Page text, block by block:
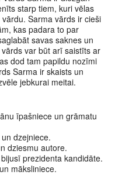
starp tiem, kuri vēlas
Sarma vārds ir cieši
kas padara to par
savas saknes un
var būt arī saistīts ar
dod tam papildu nozīmi
Sarma ir skaists un
jebkurai meitai.
īpašniece un grāmatu
dzejniece.
dziesmu autore.
prezidenta kandidāte.
māksliniece.